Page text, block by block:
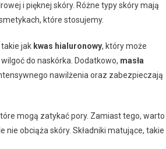
i pięknej skóry. Różne typy skóry mają
które stosujemy.
jak kwas hialuronowy, który może
do naskórka. Dodatkowo, masła
nawilżenia oraz zabezpieczają
mogą zatykać pory. Zamiast tego, warto
nie obciąża skóry. Składniki matujące, takie